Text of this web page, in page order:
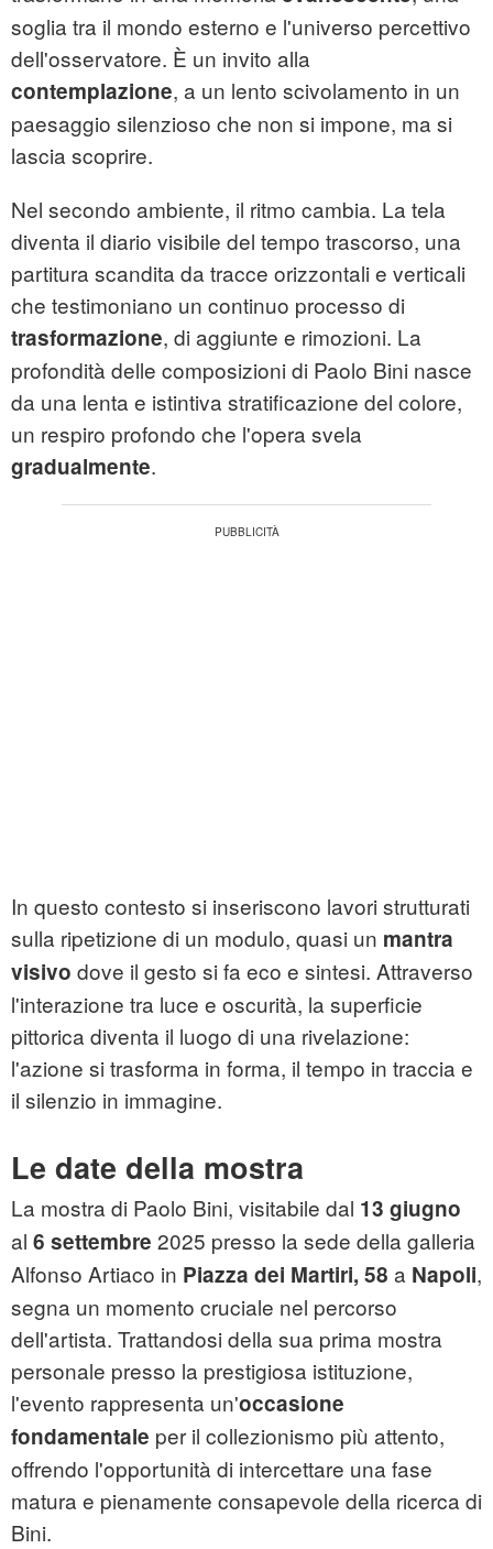
soglia tra il mondo esterno e l'universo percettivo
dell'osservatore. È un invito alla
contemplazione, a un lento scivolamento in un
paesaggio silenzioso che non si impone, ma si
lascia scoprire.
Nel secondo ambiente, il ritmo cambia. La tela
diventa il diario visibile del tempo trascorso, una
partitura scandita da tracce orizzontali e verticali
che testimoniano un continuo processo di
trasformazione, di aggiunte e rimozioni. La
profondità delle composizioni di Paolo Bini nasce
da una lenta e istintiva stratificazione del colore,
un respiro profondo che l'opera svela
gradualmente.
In questo contesto si inseriscono lavori strutturati
sulla ripetizione di un modulo, quasi un mantra
visivo dove il gesto si fa eco e sintesi. Attraverso
l'interazione tra luce e oscurità, la superficie
pittorica diventa il luogo di una rivelazione:
l'azione si trasforma in forma, il tempo in traccia e
il silenzio in immagine.
Le date della mostra
La mostra di Paolo Bini, visitabile dal 13 giugno
al 6 settembre 2025 presso la sede della galleria
Alfonso Artiaco in Piazza dei Martiri, 58 a Napoli,
segna un momento cruciale nel percorso
dell'artista. Trattandosi della sua prima mostra
personale presso la prestigiosa istituzione,
l'evento rappresenta un'occasione
fondamentale per il collezionismo più attento,
offrendo l'opportunità di intercettare una fase
matura e pienamente consapevole della ricerca di
Bini.